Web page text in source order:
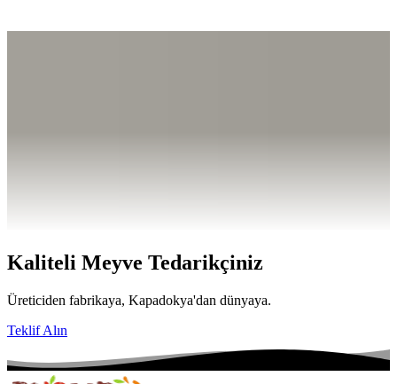
Kaliteli Meyve Tedarikçiniz
Üreticiden fabrikaya, Kapadokya'dan dünyaya.
Teklif Alın